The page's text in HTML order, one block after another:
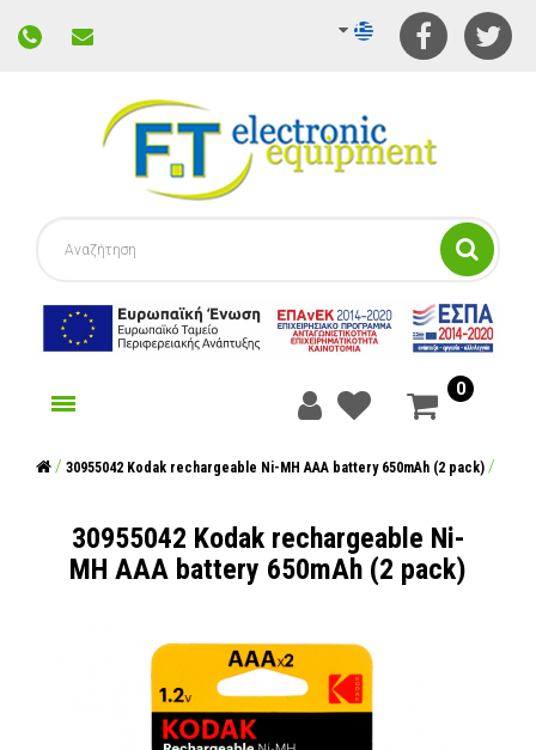
0
30955042 Kodak rechargeable Ni-MH AAA battery 650mAh (2 pack)
30955042 Kodak rechargeable Ni-
MH AAA battery 650mAh (2 pack)